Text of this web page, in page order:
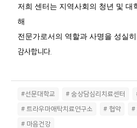
저희 센터는 지역사회의 청년 및 대
해
전문가로서의 역할과 사명을 성실
감사합니다.
#선문대학교 # 숨상담심리치료센터
# 트라우마애탁치료연구소 # 협약 #
# 마음건강